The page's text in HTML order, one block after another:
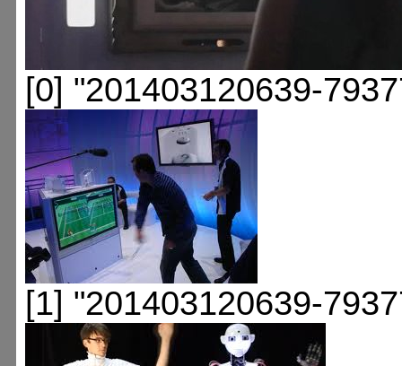
[0] "201403120639-
[1] "201403120639-